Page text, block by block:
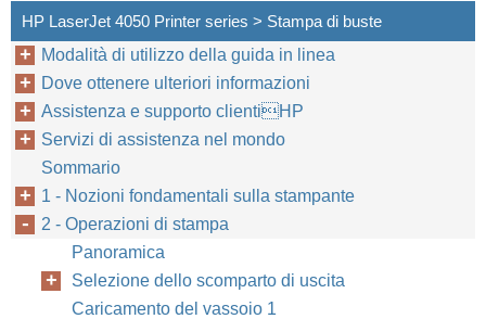
IT
HP LaserJet 4050 Printer series > Stampa di buste
Modalità di utilizzo della guida in linea
Dove ottenere ulteriori informazioni
Assistenza e supporto clientiHP
Servizi di assistenza nel mondo
Sommario
1 - Nozioni fondamentali sulla stampante
2 - Operazioni di stampa
Panoramica
Selezione dello scomparto di uscita
Caricamento del vassoio 1